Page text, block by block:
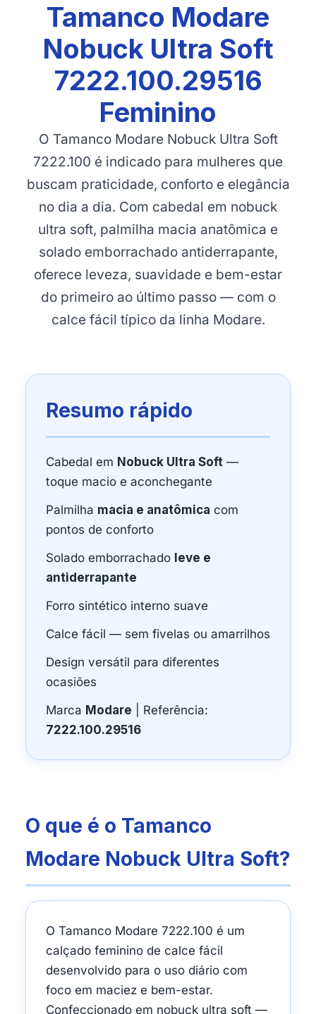
Tamanco Modare
Nobuck Ultra Soft
7222.100.29516
Feminino
O Tamanco Modare Nobuck Ultra Soft
7222.100 é indicado para mulheres que
buscam praticidade, conforto e elegância
no dia a dia. Com cabedal em nobuck
ultra soft, palmilha macia anatômica e
solado emborrachado antiderrapante,
oferece leveza, suavidade e bem-estar
do primeiro ao último passo — com o
calce fácil típico da linha Modare.
Resumo rápido
Cabedal em Nobuck Ultra Soft —
toque macio e aconchegante
Palmilha macia e anatômica com
pontos de conforto
Solado emborrachado leve e
antiderrapante
Forro sintético interno suave
Calce fácil — sem fivelas ou amarrilhos
Design versátil para diferentes
ocasiões
Marca Modare | Referência:
7222.100.29516
O que é o Tamanco
Modare Nobuck Ultra Soft?
O Tamanco Modare 7222.100 é um
calçado feminino de calce fácil
desenvolvido para o uso diário com
foco em maciez e bem-estar.
Confeccionado em nobuck ultra soft —